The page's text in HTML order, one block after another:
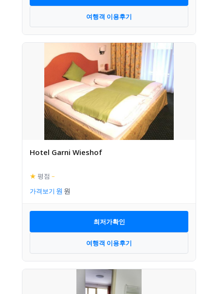
여행객 이용후기
Hotel Garni Wieshof
★ 평점 –
가격보기
최저가확인
여행객 이용후기